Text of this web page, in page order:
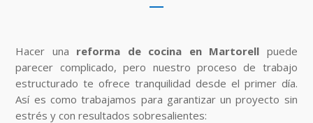
Hacer una reforma de cocina en Martorell puede
parecer complicado, pero nuestro proceso de trabajo
estructurado te ofrece tranquilidad desde el primer día.
Así es como trabajamos para garantizar un proyecto sin
estrés y con resultados sobresalientes: